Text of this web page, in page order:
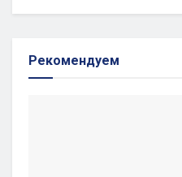
Рекомендуем